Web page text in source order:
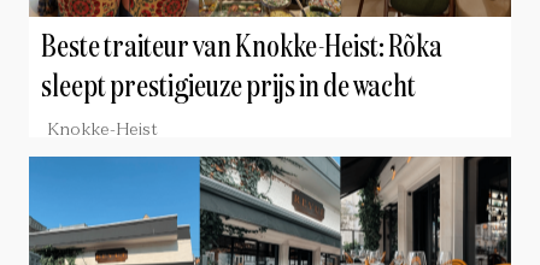
Beste traiteur van Knokke-Heist: Rõka
sleept prestigieuze prijs in de wacht
Knokke-Heist